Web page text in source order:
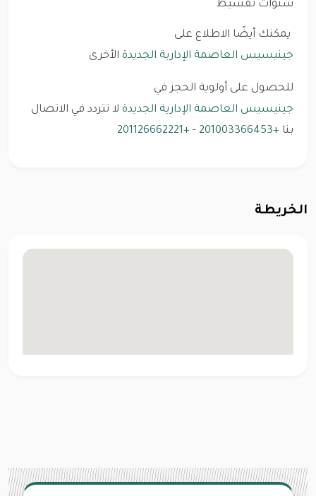
سنوات تقسيط
يمكنك أيضًا الاطلاع على
جينيسيس العاصمة الإدارية الجديدة الأخرى
للحصول على أولوية الحجز في
جينيسيس العاصمة الإدارية الجديدة لا تتردد في الاتصال
بنا +201003366453
-
+201126662221
الخريطة